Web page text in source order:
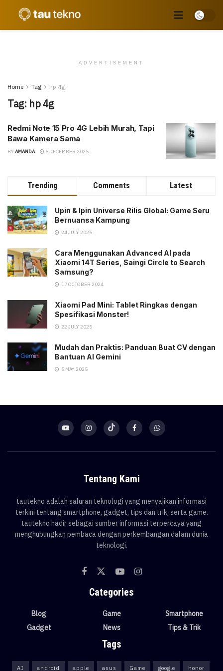
ADVERTISEMENT
Home Tag hp 4g
Tag: hp 4g
Redmi Note 15 Pro 4G Lebih Murah, Tapi
Bawa Kamera Sama
BY AMANDA 5 DECEMBER 2025
Trending Comments Latest
Upin & Ipin Universe Rilis Global: Game Seru
Bernuansa Kampung
24 JULY 2025
Cara Menggunakan Advanced AI pada
Xiaomi 14T Series, Saingi Circle to Search
Samsung?
17 OCTOBER 2024
Xiaomi Pad Mini: Tablet Ringkas dengan
Spesifikasi Monster!
22 JULY 2025
Mudah dan Praktis: Panduan Buat CV dengan
Bantuan AI Gemini
5 MAY 2025
Tentang Kami
tautekno adalah saluran teknologi yang menyajikan informasi
terkini tentang smartphone, gadget, tips dan trik, serta game.
tautekno hadir sebagai sumber informasi terpercaya yang
menghubungkan pembaca dengan perkembangan dalam dunia
teknologi.
Categories
Blog
Gadget
Game
News
Smartphone
Tips & Trik
Tags
AI android apple asus Game google honor